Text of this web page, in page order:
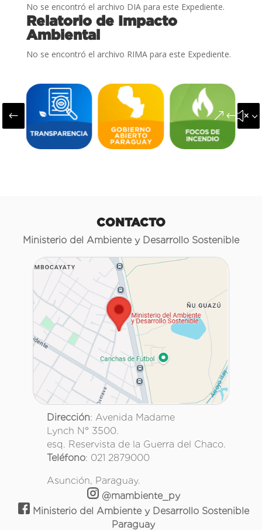
No se encontró el archivo DIA para este Expediente.
Relatorio de Impacto
Ambiental
No se encontró el archivo RIMA para este Expediente.
#
CONTACTO
Ministerio del Ambiente y Desarrollo Sostenible
Dirección: Avenida Madame
Lynch N° 3500.
esq. Reservista de la Guerra del Chaco.
Teléfono: 021 2879000
Asunción, Paraguay.
@mambiente_py
Ministerio del Ambiente y Desarrollo Sostenible
Paraguay